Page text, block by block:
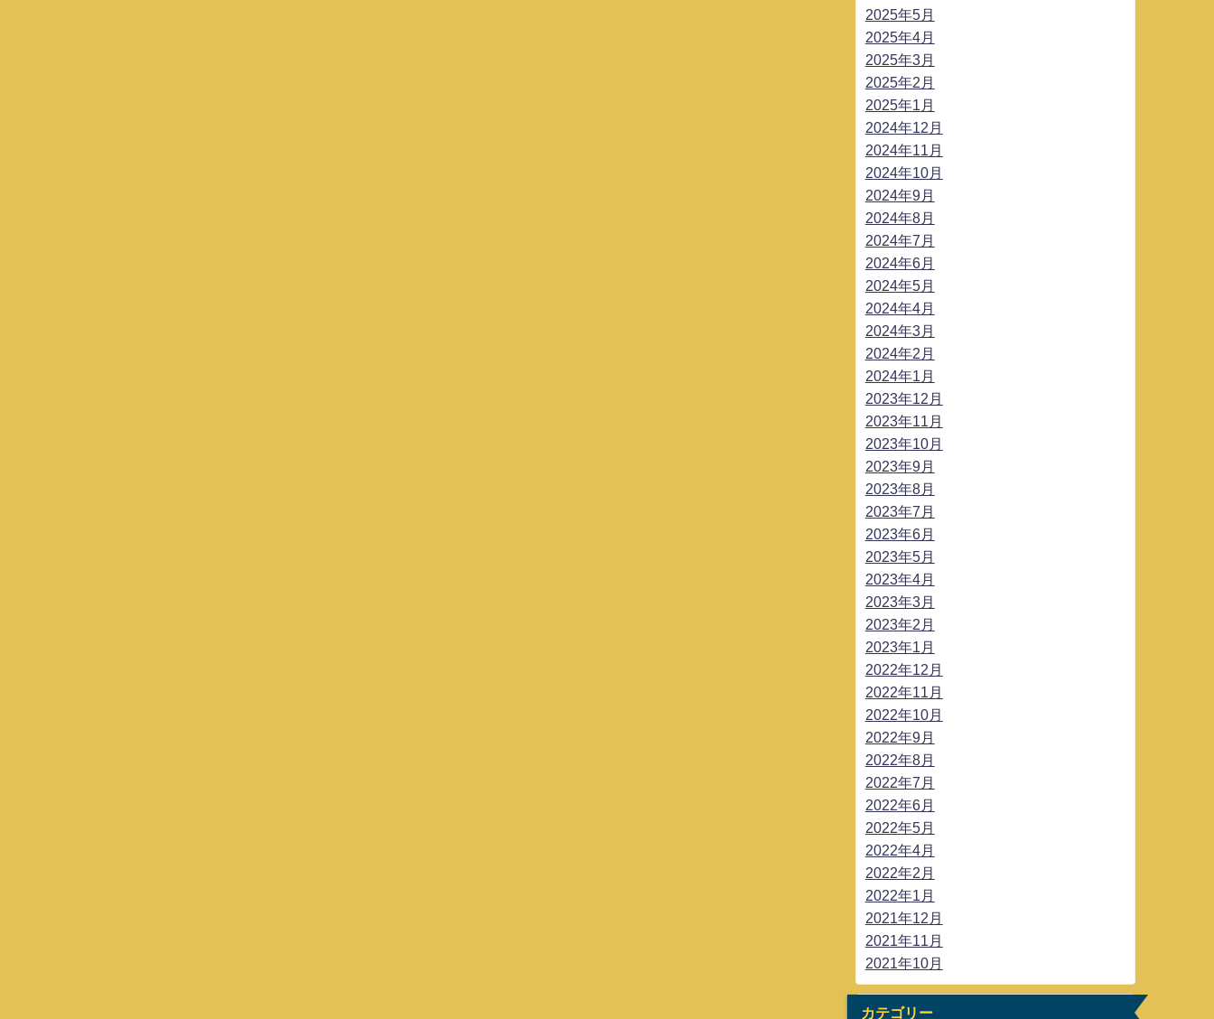
2025年5月
2025年4月
2025年3月
2025年2月
2025年1月
2024年12月
2024年11月
2024年10月
2024年9月
2024年8月
2024年7月
2024年6月
2024年5月
2024年4月
2024年3月
2024年2月
2024年1月
2023年12月
2023年11月
2023年10月
2023年9月
2023年8月
2023年7月
2023年6月
2023年5月
2023年4月
2023年3月
2023年2月
2023年1月
2022年12月
2022年11月
2022年10月
2022年9月
2022年8月
2022年7月
2022年6月
2022年5月
2022年4月
2022年2月
2022年1月
2021年12月
2021年11月
2021年10月
カテゴリー